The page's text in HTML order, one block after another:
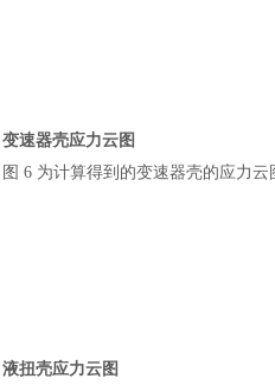
变速器壳应力云图
图 6 为计算得到的变速器壳的应力云
液扭壳应力云图